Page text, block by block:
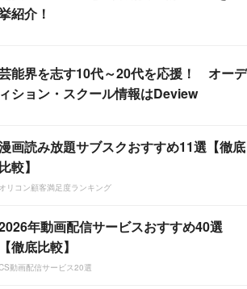
紹介！
能界を志す10代～20代を応援！ オーデ
ィション・スクール情報はDeview
画読み放題サブスクおすすめ11選【徹底
比較】
オリコン顧客満足度ランキング
年動画配信サービスおすすめ40選
【徹底比較】
動画配信サービス20選